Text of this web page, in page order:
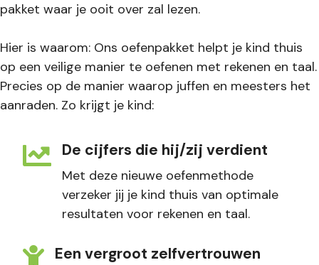
pakket waar je ooit over zal lezen.
Hier is waarom: Ons oefenpakket helpt je kind thuis
op een veilige manier te oefenen met rekenen en taal.
Precies op de manier waarop juffen en meesters het
aanraden. Zo krijgt je kind:
De cijfers die hij/zij verdient
Met deze nieuwe oefenmethode
verzeker jij je kind thuis van optimale
resultaten voor rekenen en taal.
Een vergroot zelfvertrouwen